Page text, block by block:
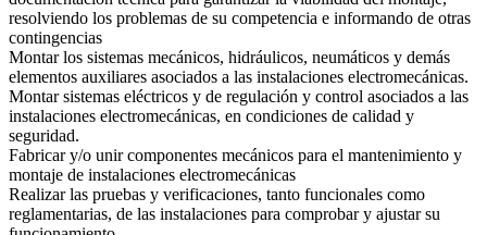
resolviendo los problemas de su competencia e informando de otras
contingencias
Montar los sistemas mecánicos, hidráulicos, neumáticos y demás
elementos auxiliares asociados a las instalaciones electromecánicas.
Montar sistemas eléctricos y de regulación y control asociados a las
instalaciones electromecánicas, en condiciones de calidad y
seguridad.
Fabricar y/o unir componentes mecánicos para el mantenimiento y
montaje de instalaciones electromecánicas
Realizar las pruebas y verificaciones, tanto funcionales como
reglamentarias, de las instalaciones para comprobar y ajustar su